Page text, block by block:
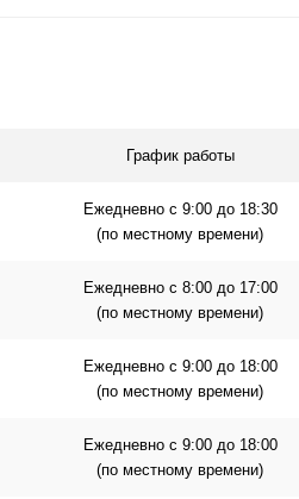
График работы
Ежедневно с 9:00 до 18:30
(по местному времени)
Ежедневно с 8:00 до 17:00
(по местному времени)
Ежедневно с 9:00 до 18:00
(по местному времени)
Ежедневно с 9:00 до 18:00
(по местному времени)